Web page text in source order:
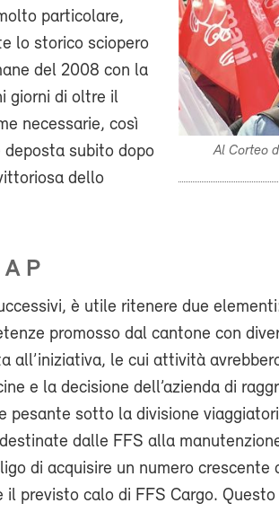
Al Corteo
particolare,
lo storico sciopero
del 2008 con la
giorni di oltre il
necessarie, così
deposta subito dopo
dello
A P
è utile ritenere due
promosso dal cantone con
all’iniziativa, le cui attività
e la decisione dell’azienda di
pesante sotto la divisione
dalle FFS alla
di acquisire un numero
il previsto calo di FFS Cargo.